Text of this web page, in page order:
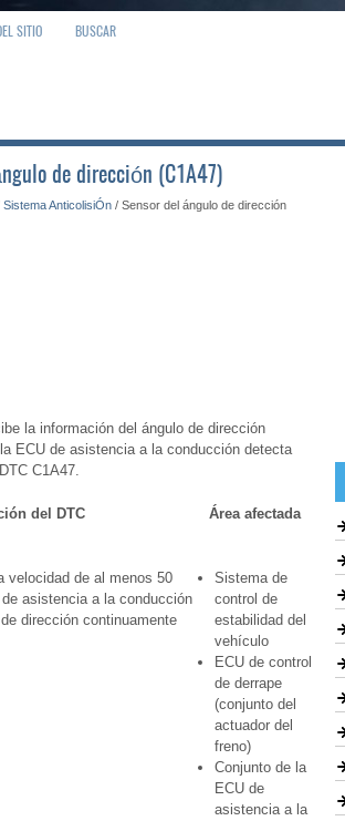
SITIO BUSCAR
de dirección (C1A47)
Sistema AnticolisiÓn / Sensor del ángulo de dirección
la información del ángulo de dirección
ECU de asistencia a la conducción detecta
C1A47.
del DTC Área afectada
velocidad de al menos 50
asistencia a la conducción
dirección continuamente
Sistema de
control de
estabilidad del
vehículo
ECU de control
de derrape
(conjunto del
actuador del
freno)
Conjunto de la
ECU de
asistencia a la